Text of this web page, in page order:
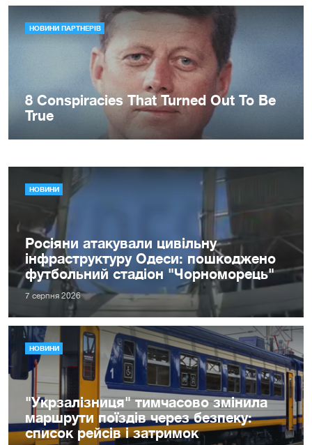
НОВИНИ
Росіяни атакували цивільну
інфраструктуру Одеси: пошкоджено
футбольний стадіон "Чорноморець"
7 серпня 2026
НОВИНИ
"Укрзалізниця" тимчасово змінила
маршрути поїздів через безпеку:
список рейсів і затримок